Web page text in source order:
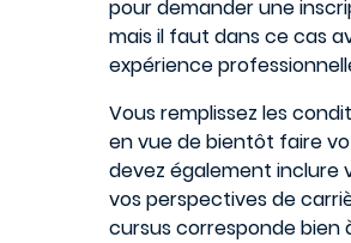
pour demander une
mais il faut dans ce cas
expérience
Vous remplissez les
en vue de bientôt faire
devez également inclure
vos perspectives de
cursus corresponde bien